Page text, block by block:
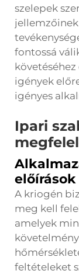
szelepek
fontossá
igények
igényes
Ipari
előírások
A kriogén
meg kell
amelyek
feltételeket